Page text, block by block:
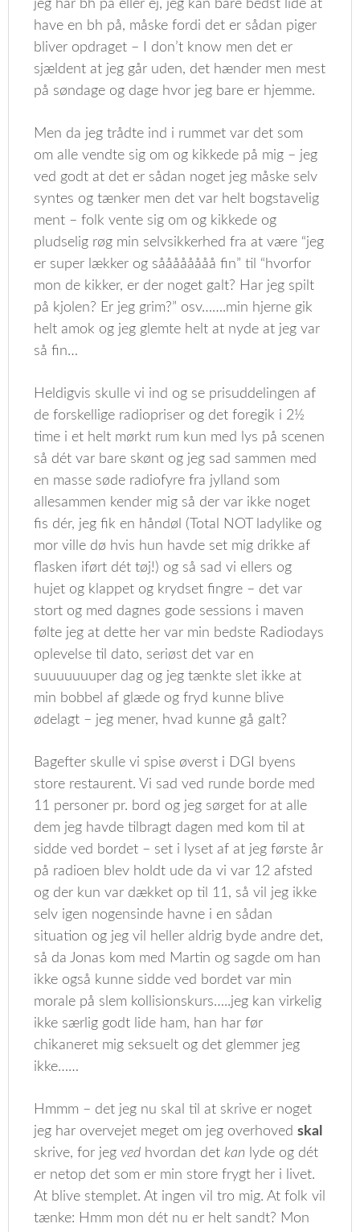
jeg har bh på eller ej, jeg kan bare bedst lide at
have en bh på, måske fordi det er sådan piger
bliver opdraget – I don’t know men det er
sjældent at jeg går uden, det hænder men mest
på søndage og dage hvor jeg bare er hjemme.
Men da jeg trådte ind i rummet var det som
om alle vendte sig om og kikkede på mig – jeg
ved godt at det er sådan noget jeg måske selv
syntes og tænker men det var helt bogstavelig
ment – folk vente sig om og kikkede og
pludselig røg min selvsikkerhed fra at være “jeg
er super lækker og såååååååå fin” til “hvorfor
mon de kikker, er der noget galt? Har jeg spilt
på kjolen? Er jeg grim?” osv…….min hjerne gik
helt amok og jeg glemte helt at nyde at jeg var
så fin…
Heldigvis skulle vi ind og se prisuddelingen af
de forskellige radiopriser og det foregik i 2½
time i et helt mørkt rum kun med lys på scenen
så dét var bare skønt og jeg sad sammen med
en masse søde radiofyre fra jylland som
allesammen kender mig så der var ikke noget
fis dér, jeg fik en håndøl (Total NOT ladylike og
mor ville dø hvis hun havde set mig drikke af
flasken iført dét tøj!) og så sad vi ellers og
hujet og klappet og krydset fingre – det var
stort og med dagnes gode sessions i maven
følte jeg at dette her var min bedste Radiodays
oplevelse til dato, seriøst det var en
suuuuuuuper dag og jeg tænkte slet ikke at
min bobbel af glæde og fryd kunne blive
ødelagt – jeg mener, hvad kunne gå galt?
Bagefter skulle vi spise øverst i DGI byens
store restaurent. Vi sad ved runde borde med
11 personer pr. bord og jeg sørget for at alle
dem jeg havde tilbragt dagen med kom til at
sidde ved bordet – set i lyset af at jeg første år
på radioen blev holdt ude da vi var 12 afsted
og der kun var dækket op til 11, så vil jeg ikke
selv igen nogensinde havne i en sådan
situation og jeg vil heller aldrig byde andre det,
så da Jonas kom med Martin og sagde om han
ikke også kunne sidde ved bordet var min
morale på slem kollisionskurs…..jeg kan virkelig
ikke særlig godt lide ham, han har før
chikaneret mig seksuelt og det glemmer jeg
ikke……
Hmmm – det jeg nu skal til at skrive er noget
jeg har overvejet meget om jeg overhovedskal
skrive, for jeg ved hvordan detkan lyde og dét
er netop det som er min store frygt her i livet.
At blive stemplet. At ingen vil tro mig. At folk vil
tænke: Hmm mon dét nu er helt sandt? Mon